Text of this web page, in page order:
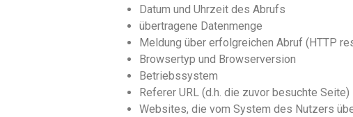
Datum und Uhrzeit des Abrufs
übertragene Datenmenge
Meldung über erfolgreichen Abruf (HTTP
Browsertyp und Browserversion
Betriebssystem
Referer URL (d.h. die zuvor besuchte Seite)
Websites, die vom System des Nutzers